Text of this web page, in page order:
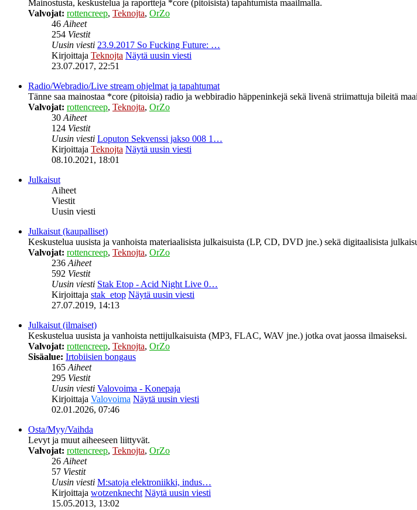
Mainostusta, keskustelua ja raportteja *core (pitoisista) tapahtumista maailmalla.
Valvojat: rottencreep, Teknojta, OrZo
46Aiheet
254 Viestit
Uusin viesti 23.9.2017 So Fucking Future: …
Kirjoittaja Teknojta Näytä uusin viesti
23.07.2017, 22:51
Radio/Webradio/Live stream ohjelmat ja tapahtumat
Tänne saa mainostaa *core (pitoisia) radio ja webbiradio häppeninkejä sekä livenä striimattuja bileitä
Valvojat: rottencreep, Teknojta, OrZo
30Aiheet
124 Viestit
Uusin viesti Loputon Sekvenssi jakso 008 1…
Kirjoittaja Teknojta Näytä uusin viesti
08.10.2021, 18:01
Julkaisut
Aiheet
Viestit
Uusin viesti
Julkaisut (kaupalliset)
Keskustelua uusista ja vanhoista materiaalisista julkaisuista (LP, CD, DVD jne.) sekä digitaalisista
Valvojat: rottencreep, Teknojta, OrZo
236Aiheet
592 Viestit
Uusin viesti Stak Etop - Acid Night Live 0…
Kirjoittaja stak_etop Näytä uusin viesti
27.07.2019, 14:13
Julkaisut (ilmaiset)
Keskustelua uusista ja vanhoista nettijulkaisuista (MP3, FLAC, WAV jne.) jotka ovat jaossa ilmaiseksi.
Valvojat: rottencreep, Teknojta, OrZo
Sisäalue: Irtobiisien bongaus
165Aiheet
295 Viestit
Uusin viesti Valovoima - Konepaja
Kirjoittaja Valovoima Näytä uusin viesti
02.01.2026, 07:46
Osta/Myy/Vaihda
Levyt ja muut aiheeseen liittyvät.
Valvojat: rottencreep, Teknojta, OrZo
26Aiheet
57 Viestit
Uusin viesti M:satoja elektroniikki, indus…
Kirjoittaja wotzenknecht Näytä uusin viesti
15.05.2013, 13:02